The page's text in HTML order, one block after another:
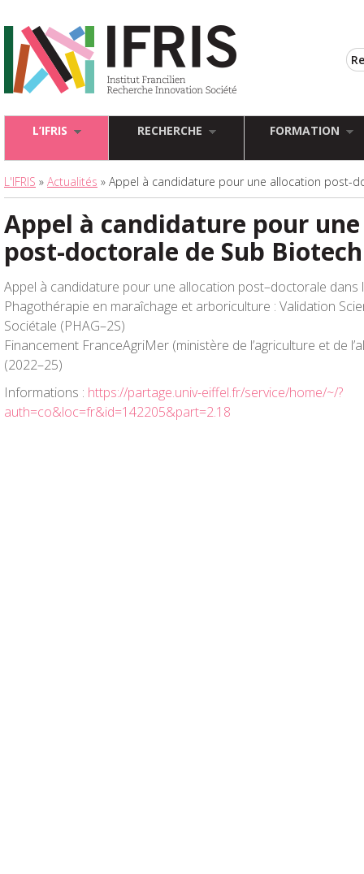
L’IFRIS RECHERCHE FORMATION
L'IFRIS » Actualités » Appel à candidature pour une allocation post-
Appel à candidature pour
post-doctorale de Sub Biotech
Appel à candidature pour une allocation post–doctorale dans
Phagothérapie en maraîchage et arboriculture : Validation
Sociétale (PHAG–2S)
Financement FranceAgriMer (ministère de l’agriculture et de
(2022–25)
Informations : https://partage.univ-eiffel.fr/service/home/~/?
auth=co&loc=fr&id=142205&part=2.18